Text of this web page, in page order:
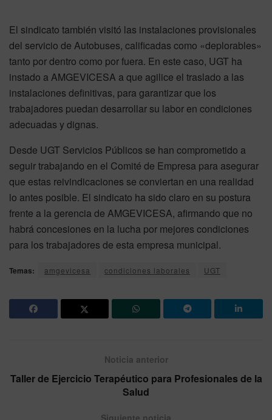
El sindicato también visitó las instalaciones provisionales
del servicio de Autobuses, calificadas como «deplorables»
tanto por dentro como por fuera. En este caso, UGT ha
instado a AMGEVICESA a que agilice el traslado a las
instalaciones definitivas, para garantizar que los
trabajadores puedan desarrollar su labor en condiciones
adecuadas y dignas.
Desde UGT Servicios Públicos se han comprometido a
seguir trabajando en el Comité de Empresa para asegurar
que estas reivindicaciones se conviertan en una realidad
lo antes posible. El sindicato ha sido claro en su postura
frente a la gerencia de AMGEVICESA, afirmando que no
habrá concesiones en la lucha por mejores condiciones
para los trabajadores de esta empresa municipal.
Temas: amgevicesa condiciones laborales UGT
Noticia anterior
Taller de Ejercicio Terapéutico para Profesionales de la
Salud